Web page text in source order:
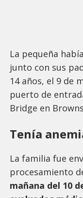
La pequeña
junto con sus
14 años, el 9 de
puerto de
Bridge en
Tenía
La familia fue
procesamiento
mañana del 10